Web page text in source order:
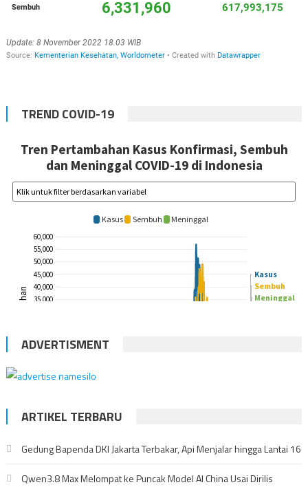
TREND COVID-19
ADVERTISMENT
ARTIKEL TERBARU
Gedung Bapenda DKI Jakarta Terbakar, Api Menjalar hingga Lantai 16
Qwen3.8 Max Melompat ke Puncak Model AI China Usai Dirilis